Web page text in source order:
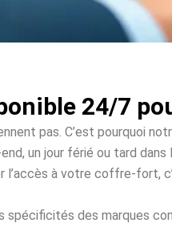
24/7
pas. C’est pourquoi
un jour férié ou tard
à votre coffre-fort,
spécificités des marques